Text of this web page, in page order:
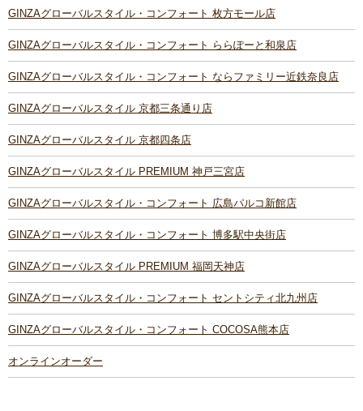
GINZAグローバルスタイル・コンフォート 枚方モール店
GINZAグローバルスタイル・コンフォート ららぽーと和泉店
GINZAグローバルスタイル・コンフォート ならファミリー近鉄奈良店
GINZAグローバルスタイル 京都三条通り店
GINZAグローバルスタイル 京都四条店
GINZAグローバルスタイル PREMIUM 神戸三宮店
GINZAグローバルスタイル・コンフォート 広島パルコ新館店
GINZAグローバルスタイル・コンフォート 博多駅中央街店
GINZAグローバルスタイル PREMIUM 福岡天神店
GINZAグローバルスタイル・コンフォート セントシティ北九州店
GINZAグローバルスタイル・コンフォート COCOSA熊本店
オンラインオーダー